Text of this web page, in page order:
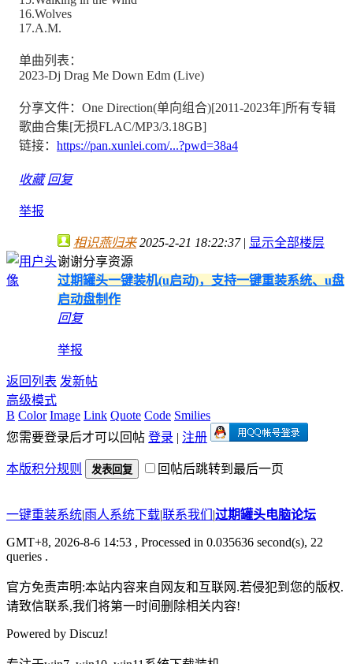
16.Wolves
17.A.M.
单曲列表：
2023-Dj Drag Me Down Edm (Live)
分享文件：One Direction(单向组合)[2011-2023年]所有专辑
歌曲合集[无损FLAC/MP3/3.18GB]
链接： https://pan.xunlei.com/...?pwd=38a4
收藏 回复
举报
相识燕归来2025-2-21 18:22:37 | 显示全部楼层
谢谢分享资源
过期罐头一键装机(u启动)，支持一键重装系统、u盘
启动盘制作
回复
举报
返回列表 发新帖
高级模式
B Color Image Link Quote Code Smilies
您需要登录后才可以回帖 登录 | 注册
本版积分规则 发表回复 回帖后跳转到最后一页
一键重装系统|雨人系统下载|联系我们 |过期罐头电脑论坛
GMT+8, 2026-8-6 14:53 , Processed in 0.035636 second(s), 22
queries .
官方免责声明:本站内容来自网友和互联网.若侵犯到您的版权.
请致信联系,我们将第一时间删除相关内容!
Powered by Discuz!